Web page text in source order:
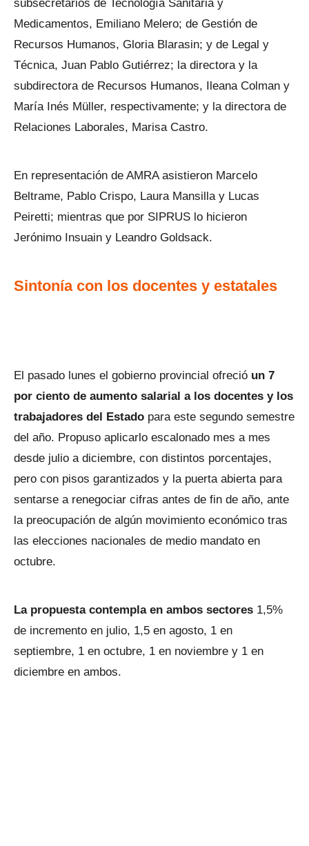
subsecretarios de Tecnología Sanitaria y
Medicamentos, Emiliano Melero; de Gestión de
Recursos Humanos, Gloria Blarasin; y de Legal y
Técnica, Juan Pablo Gutiérrez; la directora y la
subdirectora de Recursos Humanos, Ileana Colman y
María Inés Müller, respectivamente; y la directora de
Relaciones Laborales, Marisa Castro.
En representación de AMRA asistieron Marcelo
Beltrame, Pablo Crispo, Laura Mansilla y Lucas
Peiretti; mientras que por SIPRUS lo hicieron
Jerónimo Insuain y Leandro Goldsack.
Sintonía con los docentes y estatales
El pasado lunes el gobierno provincial ofreció un 7
por ciento de aumento salarial a los docentes y los
trabajadores del Estado para este segundo semestre
del año. Propuso aplicarlo escalonado mes a mes
desde julio a diciembre, con distintos porcentajes,
pero con pisos garantizados y la puerta abierta para
sentarse a renegociar cifras antes de fin de año, ante
la preocupación de algún movimiento económico tras
las elecciones nacionales de medio mandato en
octubre.
La propuesta contempla en ambos sectores 1,5%
de incremento en julio, 1,5 en agosto, 1 en
septiembre, 1 en octubre, 1 en noviembre y 1 en
diciembre en ambos.